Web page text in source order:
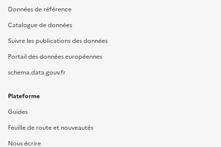
Données de référence
Catalogue de données
Suivre les publications des données
Portail des données européennes
schema.data.gouv.fr
Plateforme
Guides
Feuille de route et nouveautés
Nous écrire